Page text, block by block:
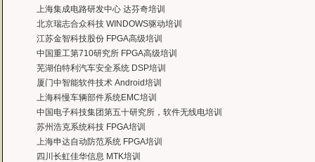
上海集成电路研发中心 达芬奇培训
北京瑞志合众科技 WINDOWS驱动培训
江苏金智科技股份 FPGA高级培训
中国重工第710研究所 FPGA高级培训
芜湖伯特利汽车安全系统 DSP培训
厦门中智能软件技术 Android培训
上海科慢车辆部件系统EMC培训
中国电子科技集团第五十研究所，软件无线电培训
苏州浩克系统科技 FPGA培训
上海申达自动防范系统 FPGA培训
四川长虹佳华信息 MTK培训